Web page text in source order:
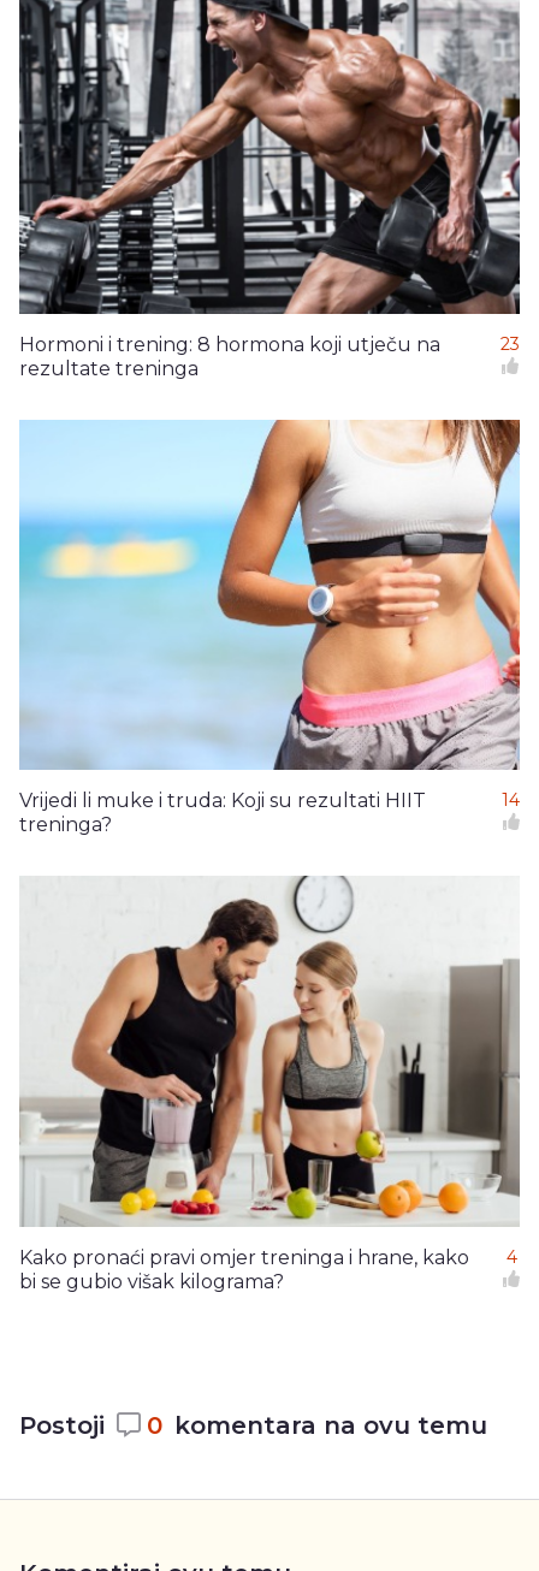
Hormoni i trening: 8 hormona koji utječu na
rezultate treninga
23
Vrijedi li muke i truda: Koji su rezultati HIIT
treninga?
14
Kako pronaći pravi omjer treninga i hrane, kako
bi se gubio višak kilograma?
4
Postoji 0 komentara na ovu temu